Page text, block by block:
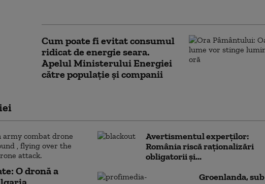
Cum poate fi evitat consumul
ridicat de energie seara.
Apelul Ministerului Energiei
către populație și companii
O dronă a
Avertismentul experților:
România riscă raționalizări
obligatorii și...
Groenlanda, sub